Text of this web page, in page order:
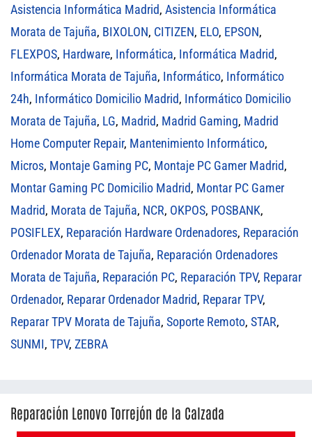
Asistencia Informática Madrid, Asistencia Informática
Morata de Tajuña, BIXOLON, CITIZEN, ELO, EPSON,
FLEXPOS, Hardware, Informática, Informática Madrid,
Informática Morata de Tajuña, Informático, Informático
24h, Informático Domicilio Madrid, Informático Domicilio
Morata de Tajuña, LG, Madrid, Madrid Gaming, Madrid
Home Computer Repair, Mantenimiento Informático,
Micros, Montaje Gaming PC, Montaje PC Gamer Madrid,
Montar Gaming PC Domicilio Madrid, Montar PC Gamer
Madrid, Morata de Tajuña, NCR, OKPOS, POSBANK,
POSIFLEX, Reparación Hardware Ordenadores, Reparación
Ordenador Morata de Tajuña, Reparación Ordenadores
Morata de Tajuña, Reparación PC, Reparación TPV, Reparar
Ordenador, Reparar Ordenador Madrid, Reparar TPV,
Reparar TPV Morata de Tajuña, Soporte Remoto, STAR,
SUNMI, TPV, ZEBRA
Reparación Lenovo Torrejón de la Calzada